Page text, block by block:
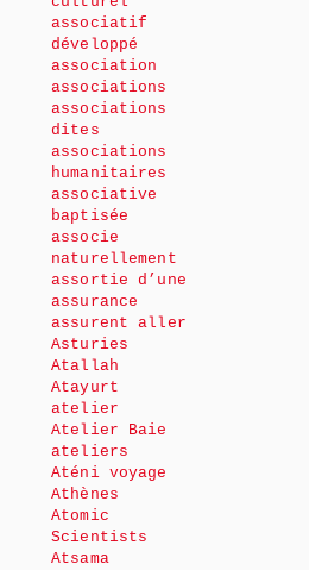
associatif
développé
association
associations
associations
dites
associations
humanitaires
associative
baptisée
associe
naturellement
assortie d’une
assurance
assurent aller
Asturies
Atallah
Atayurt
atelier
Atelier Baie
ateliers
Aténi voyage
Athènes
Atomic
Scientists
Atsama